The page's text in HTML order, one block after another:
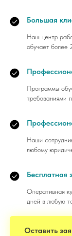
Большая
Наш центр
обучает более
Программы
требованиями
Наши
любому
Бесплатная
Оперативная
дней в любую
Оставить